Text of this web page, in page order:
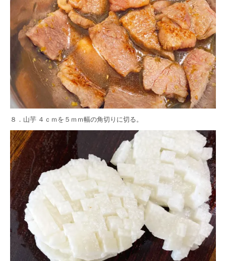
８．山芋 ４ｃｍを５ｍｍ幅の角切りに切る。